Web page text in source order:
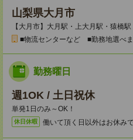
山梨県大月市
【大月市】大月駅・上大月駅・猿橋
■物流センターなど ■勤務地選べ
勤務曜日
週1OK / 土日祝休
単発1日のみ～OK！
休日休暇 働いて頂く日以外はお休み